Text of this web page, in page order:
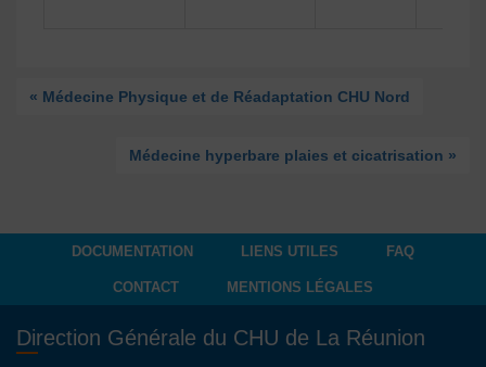
« Médecine Physique et de Réadaptation CHU Nord
Médecine hyperbare plaies et cicatrisation »
DOCUMENTATION LIENS UTILES FAQ
CONTACT MENTIONS LÉGALES
Direction Générale du CHU de La Réunion